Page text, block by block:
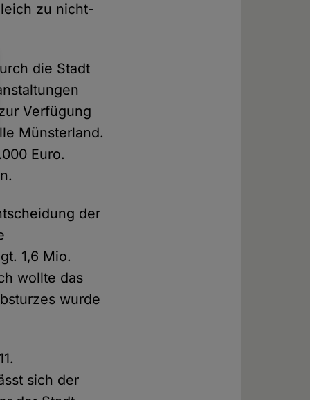
zu nicht-
die Stadt
Verfügung
Münsterland.
Euro.
der
1,6 Mio.
wollte das
wurde
sich der